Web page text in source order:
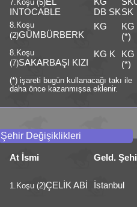
7.Koşu (5)
INTOCABLE
DB SKSK
8.Koşu
(2)GÜMBÜRBERK
KG
KG
(*)
8.Koşu
(7)SAKARBAŞI KIZI
KG K
KG
(*)
(*) işareti bugün kullanacağı takı ile
daha önce kazanmışsa eklenir.
Şehir Değişiklikleri
At İsmi Geld.
1.Koşu (2)ÇELİK ABİ İstanbul